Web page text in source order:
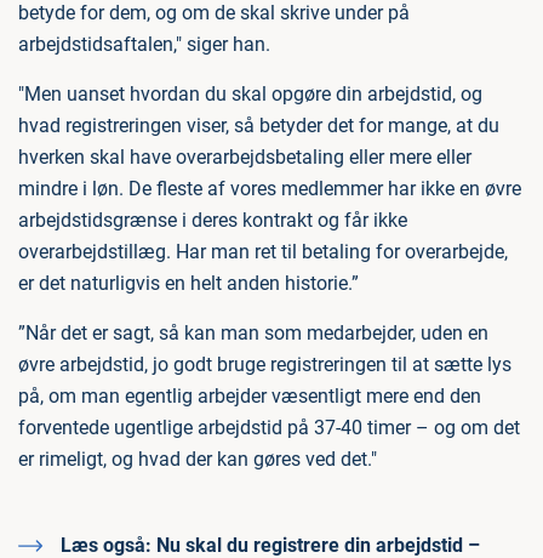
betyde for dem, og om de skal skrive under på
arbejdstidsaftalen," siger han.
"Men uanset hvordan du skal opgøre din arbejdstid, og
hvad registreringen viser, så betyder det for mange, at du
hverken skal have overarbejdsbetaling eller mere eller
mindre i løn. De fleste af vores medlemmer har ikke en øvre
arbejdstidsgrænse i deres kontrakt og får ikke
overarbejdstillæg. Har man ret til betaling for overarbejde,
er det naturligvis en helt anden historie.”
”Når det er sagt, så kan man som medarbejder, uden en
øvre arbejdstid, jo godt bruge registreringen til at sætte lys
på, om man egentlig arbejder væsentligt mere end den
forventede ugentlige arbejdstid på 37-40 timer – og om det
er rimeligt, og hvad der kan gøres ved det."
Læs også: Nu skal du registrere din arbejdstid –